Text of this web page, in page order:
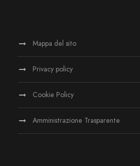
Mappa del sito
Privacy policy
Cookie Policy
Amministrazione Trasparente